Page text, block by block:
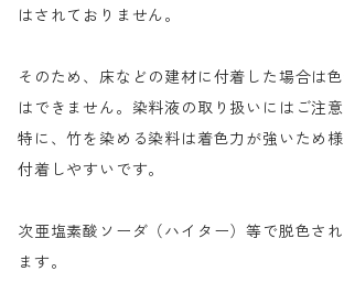
ナ行
ハ行
マ行
粉末顔料
綿・麻を染める染料
絹・羊毛を染める染料
はされておりません。
そのため、床などの建材に付着した場合は
はできません。染料液の取り扱いにはご注意
特に、竹を染める染料は着色力が強いため
付着しやすいです。
次亜塩素酸ソーダ（ハイター）等で脱色さ
ます。